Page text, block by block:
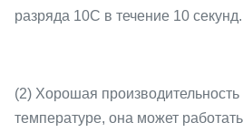
разряда 10C в течение 10 секунд.
(2) Хорошая
температуре, она может